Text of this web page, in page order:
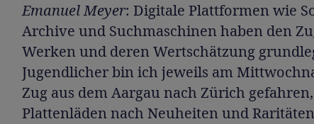
Emanuel Meyer: Digitale Plattformen wie
Archive und Suchmaschinen haben den
Werken und deren Wertschätzung
Jugendlicher bin ich jeweils am
Zug aus dem Aargau nach Zürich
Plattenläden nach Neuheiten und